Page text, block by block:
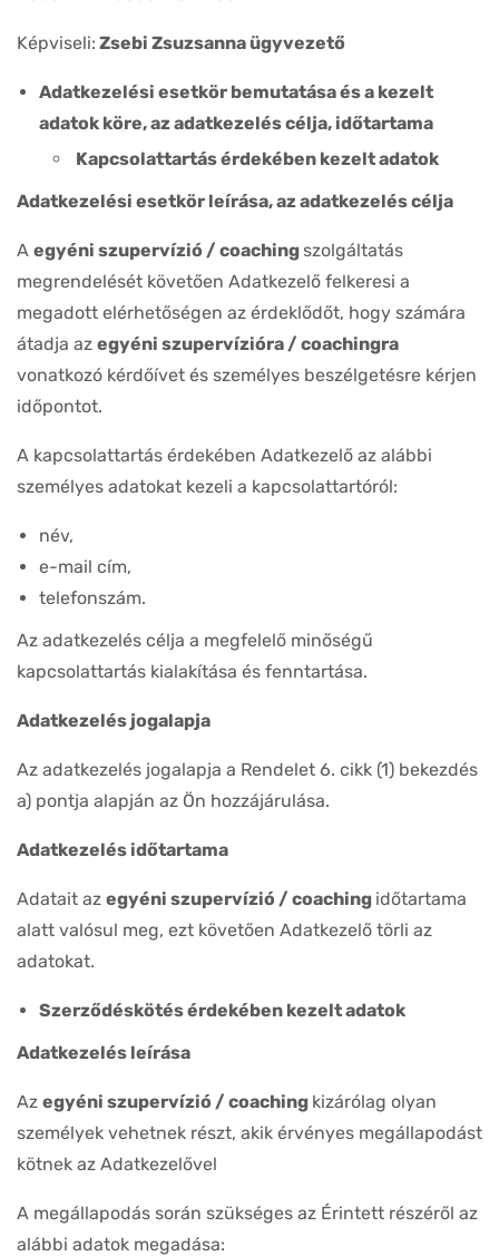
Képviseli: Zsebi Zsuzsanna ügyvezető
Adatkezelési esetkör bemutatása és a kezelt
adatok köre, az adatkezelés célja, időtartama
Kapcsolattartás érdekében kezelt adatok
Adatkezelési esetkör leírása, az adatkezelés célja
A egyéni szupervízió / coachingszolgáltatás
megrendelését követően Adatkezelő felkeresi a
megadott elérhetőségen az érdeklődőt, hogy számára
átadja az egyéni szupervízióra / coachingra
vonatkozó kérdőívet és személyes beszélgetésre kérjen
időpontot.
A kapcsolattartás érdekében Adatkezelő az alábbi
személyes adatokat kezeli a kapcsolattartóról:
név,
e-mail cím,
telefonszám.
Az adatkezelés célja a megfelelő minőségű
kapcsolattartás kialakítása és fenntartása.
Adatkezelés jogalapja
Az adatkezelés jogalapja a Rendelet 6. cikk (1) bekezdés
a) pontja alapján az Ön hozzájárulása.
Adatkezelés időtartama
Adatait az egyéni szupervízió / coaching időtartama
alatt valósul meg, ezt követően Adatkezelő törli az
adatokat.
Szerződéskötés érdekében kezelt adatok
Adatkezelés leírása
Az egyéni szupervízió / coaching kizárólag olyan
személyek vehetnek részt, akik érvényes megállapodást
kötnek az Adatkezelővel
A megállapodás során szükséges az Érintett részéről az
alábbi adatok megadása: